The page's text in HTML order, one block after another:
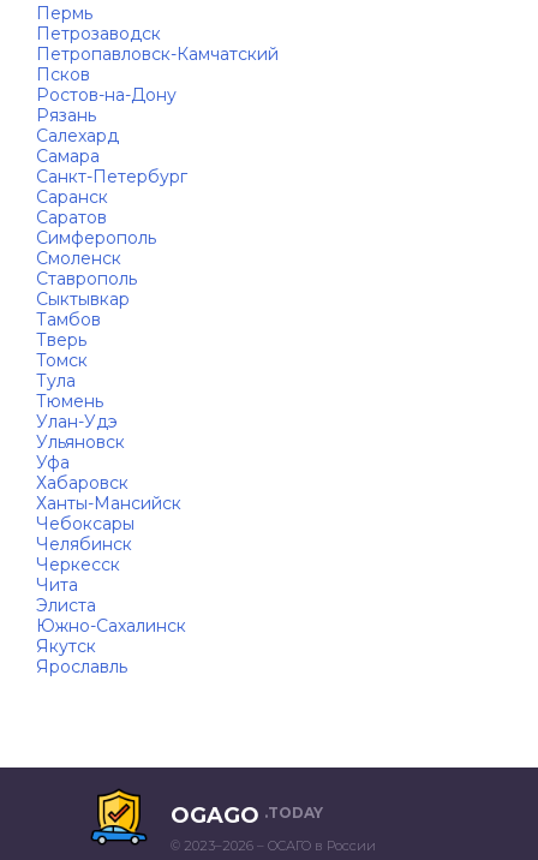
Пермь
Петрозаводск
Петропавловск-Камчатский
Псков
Ростов-на-Дону
Рязань
Салехард
Самара
Санкт-Петербург
Саранск
Саратов
Симферополь
Смоленск
Ставрополь
Сыктывкар
Тамбов
Тверь
Томск
Тула
Тюмень
Улан-Удэ
Ульяновск
Уфа
Хабаровск
Ханты-Мансийск
Чебоксары
Челябинск
Черкесск
Чита
Элиста
Южно-Сахалинск
Якутск
Ярославль
OGAGO .TODAY
© 2023–2026 – ОСАГО в России